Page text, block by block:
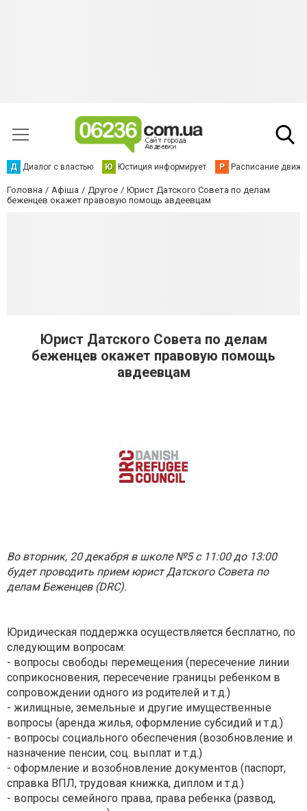
Д Диалог с властью Ю Юстиция информирует Р Расписание
Головна Афіша Другое
Юрист Датского Совета по делам
беженцев окажет правовую помощь авдеевцам
Юрист Датского Совета по делам
беженцев окажет правовую помощь
авдеевцам
Во вторник, 20 декабря в школе №5с 11:00 до 13:00
будет проводить прием юрист Датского Совета по
делам Беженцев (DRC).
Юридическая поддержка осуществляется бесплатно, по
следующим вопросам:
- вопросы свободы перемещения (пересечение линии
соприкосновения, пересечение границы ребенком в
сопровождении одного из родителей и т.д.)
- жилищные, земельные и другие имущественные
вопросы (аренда жилья, оформление субсидий и т.д.)
- вопросы социального обеспечения (возобновление и
назначение пенсии, соц. выплат и т.д.)
- оформление и возобновление документов (паспорт,
справка ВПЛ, трудовая книжка, диплом и т.д.)
- вопросы семейного права, права ребенка (развод,